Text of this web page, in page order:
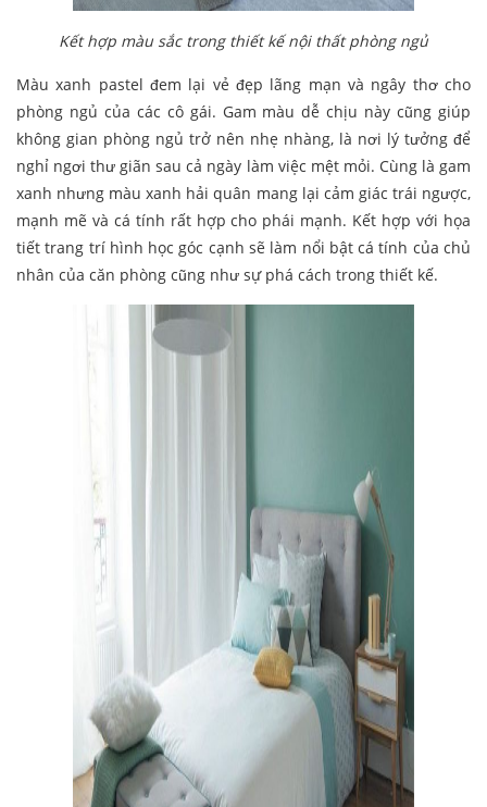
Kết hợp màu sắc trong thiết kế nội thất phòng ngủ
Màu xanh pastel đem lại vẻ đẹp lãng mạn và ngây thơ cho
phòng ngủ của các cô gái. Gam màu dễ chịu này cũng giúp
không gian phòng ngủ trở nên nhẹ nhàng, là nơi lý tưởng để
nghỉ ngơi thư giãn sau cả ngày làm việc mệt mỏi. Cùng là gam
xanh nhưng màu xanh hải quân mang lại cảm giác trái ngược,
mạnh mẽ và cá tính rất hợp cho phái mạnh. Kết hợp với họa
tiết trang trí hình học góc cạnh sẽ làm nổi bật cá tính của chủ
nhân của căn phòng cũng như sự phá cách trong thiết kế.